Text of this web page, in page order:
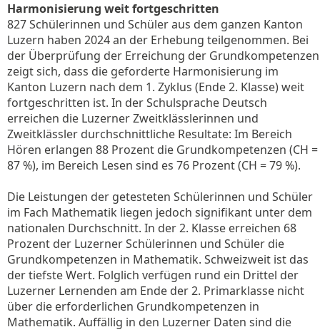
Harmonisierung weit fortgeschritten
827 Schülerinnen und Schüler aus dem ganzen Kanton
Luzern haben 2024 an der Erhebung teilgenommen. Bei
der Überprüfung der Erreichung der Grundkompetenzen
zeigt sich, dass die geforderte Harmonisierung im
Kanton Luzern nach dem 1. Zyklus (Ende 2. Klasse) weit
fortgeschritten ist. In der Schulsprache Deutsch
erreichen die Luzerner Zweitklässlerinnen und
Zweitklässler durchschnittliche Resultate: Im Bereich
Hören erlangen 88 Prozent die Grundkompetenzen (CH =
87 %), im Bereich Lesen sind es 76 Prozent (CH = 79 %).
Die Leistungen der getesteten Schülerinnen und Schüler
im Fach Mathematik liegen jedoch signifikant unter dem
nationalen Durchschnitt. In der 2. Klasse erreichen 68
Prozent der Luzerner Schülerinnen und Schüler die
Grundkompetenzen in Mathematik. Schweizweit ist das
der tiefste Wert. Folglich verfügen rund ein Drittel der
Luzerner Lernenden am Ende der 2. Primarklasse nicht
über die erforderlichen Grundkompetenzen in
Mathematik. Auffällig in den Luzerner Daten sind die